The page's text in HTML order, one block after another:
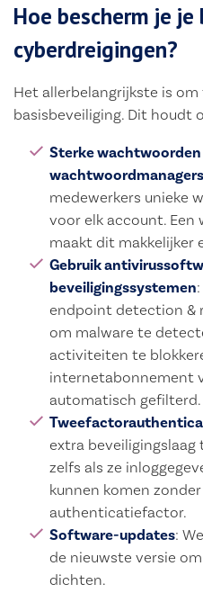
Hoe bescherm je
cyberdreigingen?
Het allerbelangrijkste is
basisbeveiliging. Dit houdt
Sterke wachtwoorden
wachtwoordmanagers
medewerkers unieke
voor elk account.
maakt dit makkelijker
Gebruik
beveiligingssystemen
endpoint detection &
om malware te
activiteiten te
internetabonnement
automatisch gefilterd.
extra beveiligingslaag
zelfs als ze
kunnen komen
authenticatiefactor.
Software-updates:
de nieuwste versie
dichten.